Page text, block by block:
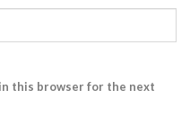
in this browser for the next